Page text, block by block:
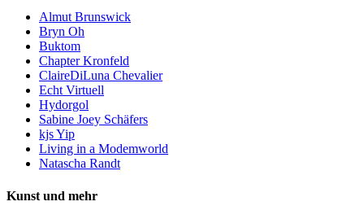
Almut Brunswick
Bryn Oh
Buktom
Chapter Kronfeld
ClaireDiLuna Chevalier
Echt Virtuell
Hydorgol
Sabine Joey Schäfers
kjs Yip
Living in a Modemworld
Natascha Randt
Kunst und mehr